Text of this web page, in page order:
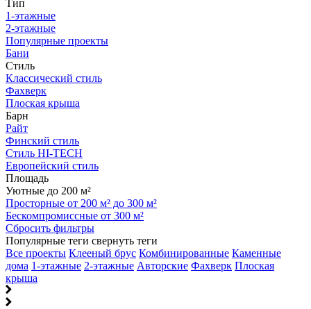
Тип
1-этажные
2-этажные
Популярные проекты
Бани
Стиль
Классический стиль
Фахверк
Плоская крыша
Барн
Райт
Финский стиль
Стиль HI-TECH
Европейский стиль
Площадь
Уютные до 200 м²
Просторные от 200 м² до 300 м²
Бескомпромиссные от 300 м²
Сбросить фильтры
Популярные теги свернуть теги
Все проекты Клееный брус Комбинированные Каменные
дома 1-этажные 2-этажные Авторские Фахверк Плоская
крыша